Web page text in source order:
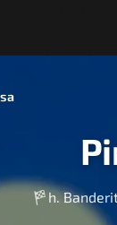
h.